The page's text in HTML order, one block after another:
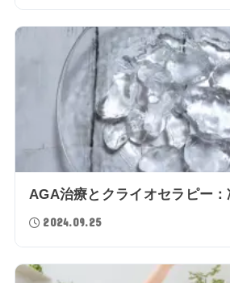
AGA治療とクライオセラピー
2024.09.25